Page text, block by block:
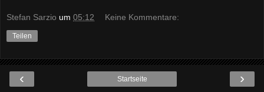
Stefan Sarzio um 05:12 Keine Kommentare:
Teilen
‹ ›
Startseite